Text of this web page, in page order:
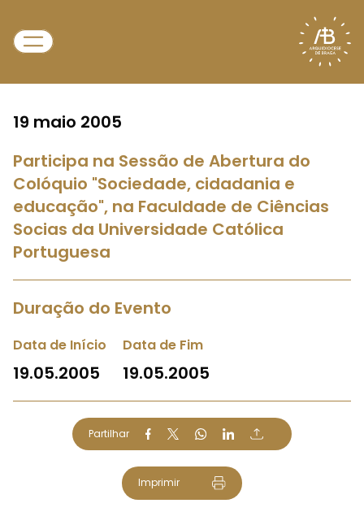
19 maio 2005
Participa na Sessão de Abertura do
Colóquio "Sociedade, cidadania e
educação", na Faculdade de Ciências
Socias da Universidade Católica
Portuguesa
Duração do Evento
Data de Início
19.05.2005
Data de Fim
19.05.2005
Partilhar
Imprimir